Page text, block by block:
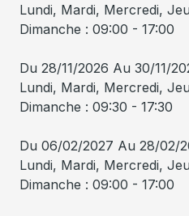
Lundi, Mardi, Mercredi,
Dimanche : 09:00 - 17:00
Du 28/11/2026 Au 30/11/
Lundi, Mardi, Mercredi,
Dimanche : 09:30 - 17:30
Du 06/02/2027 Au 28/02/
Lundi, Mardi, Mercredi,
Dimanche : 09:00 - 17:00